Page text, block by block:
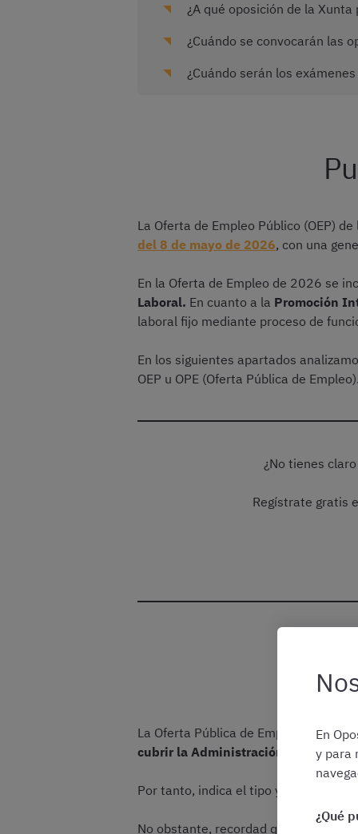
¿A qué oposición de la
¿Cuándo se convocarán las
¿Cuándo serán los
La Oferta de Empleo Público (OEP)
del 8 de mayo de 2026, con una
En la Oferta de Empleo de 2026 se
Laboral. En cuanto a la Promoción
laboral fijo mediante proceso de
En los siguientes apartados
OEP u OPE (Oferta Pública de Empleo).
¿No tienes
Regístrate gratis
La Oferta Pública de Empleo, OPE u
cubrir la Administración
Por tanto, indica el tipo y número de
No obstante, recordad que
En
y para
¿Qué